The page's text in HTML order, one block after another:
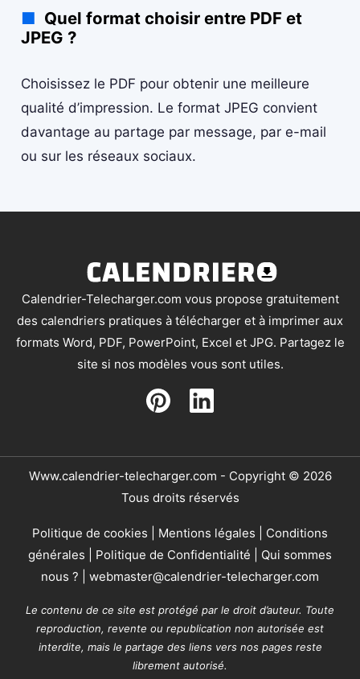
Quel format choisir entre PDF et
JPEG ?
Choisissez le PDF pour obtenir une meilleure
qualité d’impression. Le format JPEG convient
davantage au partage par message, par e-mail
ou sur les réseaux sociaux.
Calendrier-Telecharger.com vous propose gratuitement
des calendriers pratiques à télécharger et à imprimer aux
formats Word, PDF, PowerPoint, Excel et JPG. Partagez le
site si nos modèles vous sont utiles.
Www.calendrier-telecharger.com - Copyright © 2026
Tous droits réservés
Politique de cookies Mentions légales
Conditions
générales
Politique de Confidentialité
Qui sommes
nous ?
webmaster@calendrier-telecharger.com
Le contenu de ce site est protégé par le droit d’auteur. Toute
reproduction, revente ou republication non autorisée est
interdite, mais le partage des liens vers nos pages reste
librement autorisé.